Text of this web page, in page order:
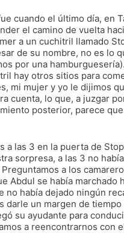
cuando el último día, en
el camino de vuelta
a un cuchitril llamado
de su nombre, no es lo
por una
hay otros sitios para
mi mujer y yo le dijimos
cuenta, lo que, a juzgar
posterior, parece
a las 3 en la puerta de
sorpresa, a las 3 no
a los
Abdul se había marchado
no había dejado ningún
darle un margen de tiempo
su ayudante para
a reencontrarnos con